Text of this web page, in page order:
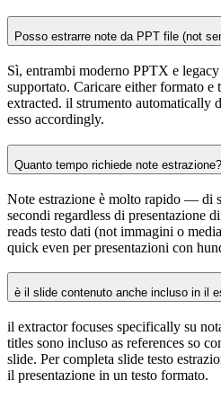
Posso estrarre note da PPT file (not
Sì, entrambi moderno PPTX e
supportato. Caricare either formato e
extracted. il strumento automatically
esso accordingly.
Quanto tempo richiede note estrazione?
Note estrazione è molto rapido — di
secondi regardless di presentazione
reads testo dati (not immagini o
quick even per presentazioni con
è il slide contenuto anche incluso in il
il extractor focuses specifically su
titles sono incluso as references so
slide. Per completa slide testo
il presentazione in un testo formato.